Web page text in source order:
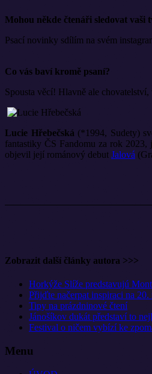
Mohou někde čtenáři sledovat vaši
Psací novinky sdílím na svém
Co vás baví kromě psaní?
Spousta věcí! Hlavně ale
Lucie Hřebečská (*1994, Sudety)
fantastiky ČS Fandomu za rok
objevil její románový debut Jalová
Zobrazit další články autora >>>
Horkýže Slíže predstavujú
Přijďte načerpat inspiraci na
Tipy na prázdninové čtení
Jánošíkov dukát představí to
Festival o ničem vybízí ke
Menu